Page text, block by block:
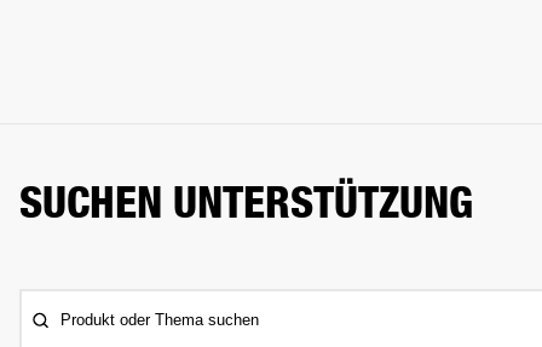
SUCHEN UNTERSTÜTZUNG
Produkt oder Thema suchen